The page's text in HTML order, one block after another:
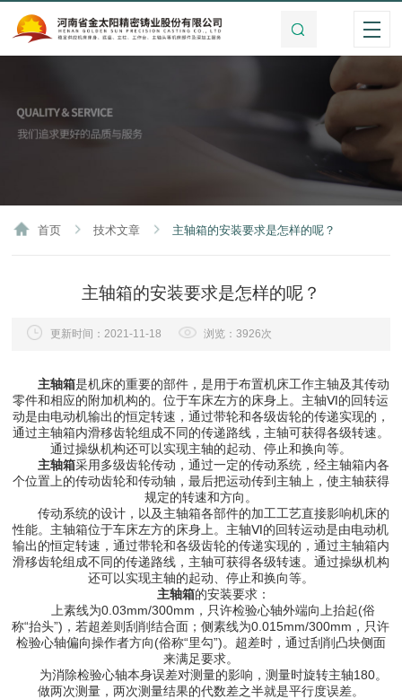
首页 技术文章 主轴箱的安装要求是怎样的呢？
主轴箱的安装要求是怎样的呢？
更新时间：2021-11-18 浏览：3926次
主轴箱是机床的重要的部件，是用于布置机床工作主轴及其传动
零件和相应的附加机构的。位于车床左方的床身上。主轴Ⅵ的回转运
动是由电动机输出的恒定转速，通过带轮和各级齿轮的传递实现的，
通过主轴箱内滑移齿轮组成不同的传递路线，主轴可获得各级转速。
通过操纵机构还可以实现主轴的起动、停止和换向等。
主轴箱采用多级齿轮传动，通过一定的传动系统，经主轴箱内各
个位置上的传动齿轮和传动轴，最后把运动传到主轴上，使主轴获得
规定的转速和方向。
传动系统的设计，以及主轴箱各部件的加工工艺直接影响机床的
性能。主轴箱位于车床左方的床身上。主轴Ⅵ的回转运动是由电动机
输出的恒定转速，通过带轮和各级齿轮的传递实现的，通过主轴箱内
滑移齿轮组成不同的传递路线，主轴可获得各级转速。通过操纵机构
还可以实现主轴的起动、停止和换向等。
主轴箱的安装要求：
上素线为0.03mm/300mm，只许检验心轴外端向上抬起(俗
称“抬头”)，若超差则刮削结合面；侧素线为0.015mm/300mm，只许
检验心轴偏向操作者方向(俗称“里勾”)。超差时，通过刮削凸块侧面
来满足要求。
为消除检验心轴本身误差对测量的影响，测量时旋转主轴180。
做两次测量，两次测量结果的代数差之半就是平行度误差。